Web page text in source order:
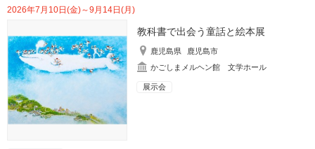
2026年7月10日(金)～9月14日(月)
教科書で出会う童話と絵本展
鹿児島県
鹿児島市
かごしまメルヘン館 文学ホール
展示会